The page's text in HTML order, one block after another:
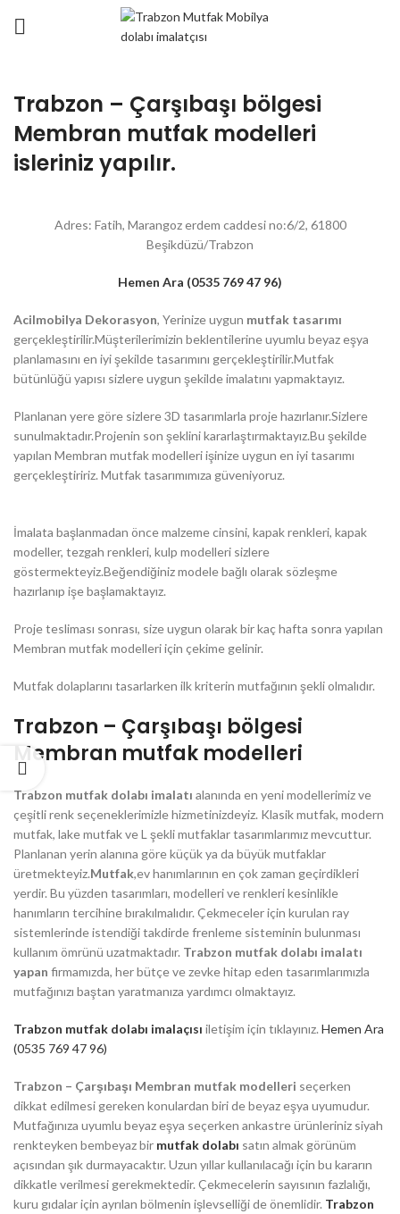
Trabzon – Çarşıbaşı bölgesi
Membran mutfak modelleri
isleriniz yapılır.
Adres: Fatih, Marangoz erdem caddesi no:6/2, 61800
Beşikdüzü/Trabzon
Hemen Ara (0535 769 47 96)
Acilmobilya Dekorasyon, Yerinize uygun mutfak tasarımı
gerçekleştirilir.Müşterilerimizin beklentilerine uyumlu beyaz eşya
planlamasını en iyi şekilde tasarımını gerçekleştirilir.Mutfak
bütünlüğü yapısı sizlere uygun şekilde imalatını yapmaktayız.
Planlanan yere göre sizlere 3D tasarımlarla proje hazırlanır.Sizlere
sunulmaktadır.Projenin son şeklini kararlaştırmaktayız.Bu şekilde
yapılan Membran mutfak modelleri işinize uygun en iyi tasarımı
gerçekleştiririz. Mutfak tasarımımıza güveniyoruz.
İmalata başlanmadan önce malzeme cinsini, kapak renkleri, kapak
modeller, tezgah renkleri, kulp modelleri sizlere
göstermekteyiz.Beğendiğiniz modele bağlı olarak sözleşme
hazırlanıp işe başlamaktayız.
Proje tesliması sonrası, size uygun olarak bir kaç hafta sonra yapılan
Membran mutfak modelleri için çekime gelinir.
Mutfak dolaplarını tasarlarken ilk kriterin mutfağının şekli olmalıdır.
Trabzon – Çarşıbaşı bölgesi
Membran mutfak modelleri
Trabzon mutfak dolabı imalatı alanında en yeni modellerimiz ve
çeşitli renk seçeneklerimizle hizmetinizdeyiz. Klasik mutfak, modern
mutfak, lake mutfak ve L şekli mutfaklar tasarımlarımız mevcuttur.
Planlanan yerin alanına göre küçük ya da büyük mutfaklar
üretmekteyiz.Mutfak,ev hanımlarının en çok zaman geçirdikleri
yerdir. Bu yüzden tasarımları, modelleri ve renkleri kesinlikle
hanımların tercihine bırakılmalıdır. Çekmeceler için kurulan ray
sistemlerinde istendiği takdirde frenleme sisteminin bulunması
kullanım ömrünü uzatmaktadır. Trabzon mutfak dolabı imalatı
yapan firmamızda, her bütçe ve zevke hitap eden tasarımlarımızla
mutfağınızı baştan yaratmanıza yardımcı olmaktayız.
Trabzon mutfak dolabı imalaçısı iletişim için tıklayınız. Hemen Ara
(0535 769 47 96)
Trabzon – Çarşıbaşı Membran mutfak modelleri seçerken
dikkat edilmesi gereken konulardan biri de beyaz eşya uyumudur.
Mutfağınıza uyumlu beyaz eşya seçerken ankastre ürünleriniz siyah
renkteyken bembeyaz bir mutfak dolabı satın almak görünüm
açısından şık durmayacaktır. Uzun yıllar kullanılacağı için bu kararın
dikkatle verilmesi gerekmektedir. Çekmecelerin sayısının fazlalığı,
kuru gıdalar için ayrılan bölmenin işlevselliği de önemlidir. Trabzon